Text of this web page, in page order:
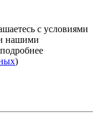
с условиями
нашими
)